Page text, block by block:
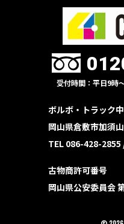
受付時間：平日9時
ボルボ・トラック
岡山県倉敷市加須
TEL 086-428-2855
古物商許可番号
岡山県公安委員会